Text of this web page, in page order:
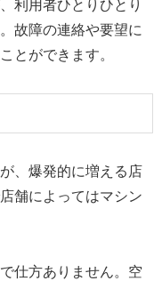
利用者ひとりひとり
故障の連絡や要望に
とができます。
、爆発的に増える店
舗によってはマシン
仕方ありません。空